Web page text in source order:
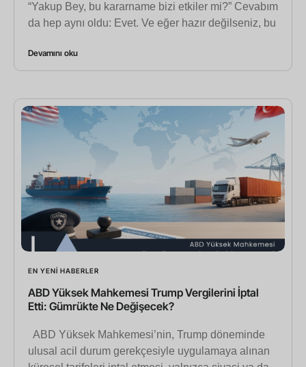
“Yakup Bey, bu kararname bizi etkiler mi?” Cevabım
da hep aynı oldu: Evet. Ve eğer hazır değilseniz, bu
Devamını oku
EN YENI HABERLER
ABD Yüksek Mahkemesi Trump Vergilerini İptal
Etti: Gümrükte Ne Değişecek?
ABD Yüksek Mahkemesi’nin, Trump döneminde
ulusal acil durum gerekçesiyle uygulamaya alınan